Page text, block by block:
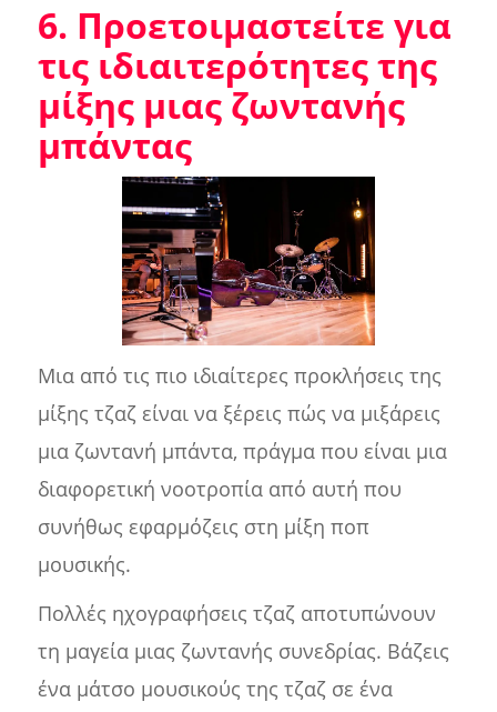
6. Προετοιμαστείτε για
τις ιδιαιτερότητες της
μίξης μιας ζωντανής
μπάντας
Μια από τις πιο ιδιαίτερες προκλήσεις της
μίξης τζαζ είναι να ξέρεις πώς να μιξάρεις
μια ζωντανή μπάντα, πράγμα που είναι μια
διαφορετική νοοτροπία από αυτή που
συνήθως εφαρμόζεις στη μίξη ποπ
μουσικής.
Πολλές ηχογραφήσεις τζαζ αποτυπώνουν
τη μαγεία μιας ζωντανής συνεδρίας. Βάζεις
ένα μάτσο μουσικούς της τζαζ σε ένα